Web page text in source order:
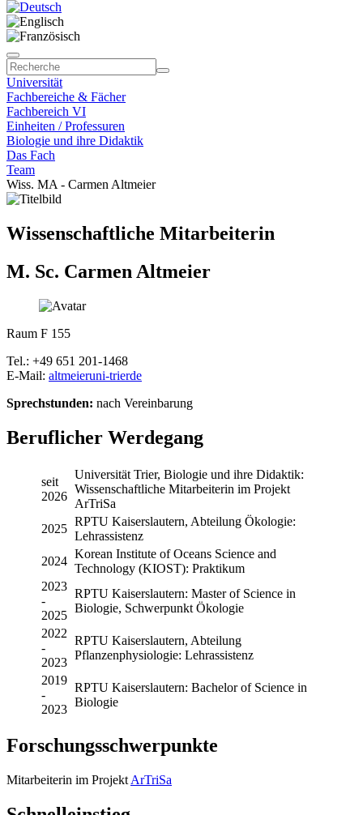
Universität
Fachbereiche & Fächer
Fachbereich VI
Einheiten / Professuren
Biologie und ihre Didaktik
Das Fach
Team
Wiss. MA - Carmen Altmeier
Wissenschaftliche Mitarbeiterin
M. Sc. Carmen Altmeier
Raum F 155
Tel.: +49 651 201-1468
E-Mail: altmeieruni-trierde
Sprechstunden: nach Vereinbarung
Beruflicher Werdegang
seit
2026
Universität Trier, Biologie und ihre Didaktik:
Wissenschaftliche Mitarbeiterin im Projekt
ArTriSa
2025
RPTU Kaiserslautern, Abteilung Ökologie:
Lehrassistenz
2024
Korean Institute of Oceans Science and
Technology (KIOST): Praktikum
2023
-
2025
RPTU Kaiserslautern: Master of Science in
Biologie, Schwerpunkt Ökologie
2022
-
2023
RPTU Kaiserslautern, Abteilung
Pflanzenphysiologie: Lehrassistenz
2019
-
2023
RPTU Kaiserslautern: Bachelor of Science in
Biologie
Forschungsschwerpunkte
Mitarbeiterin im Projekt ArTriSa